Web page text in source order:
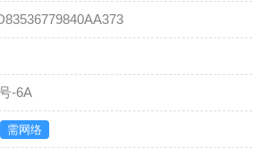
-6A
需网络